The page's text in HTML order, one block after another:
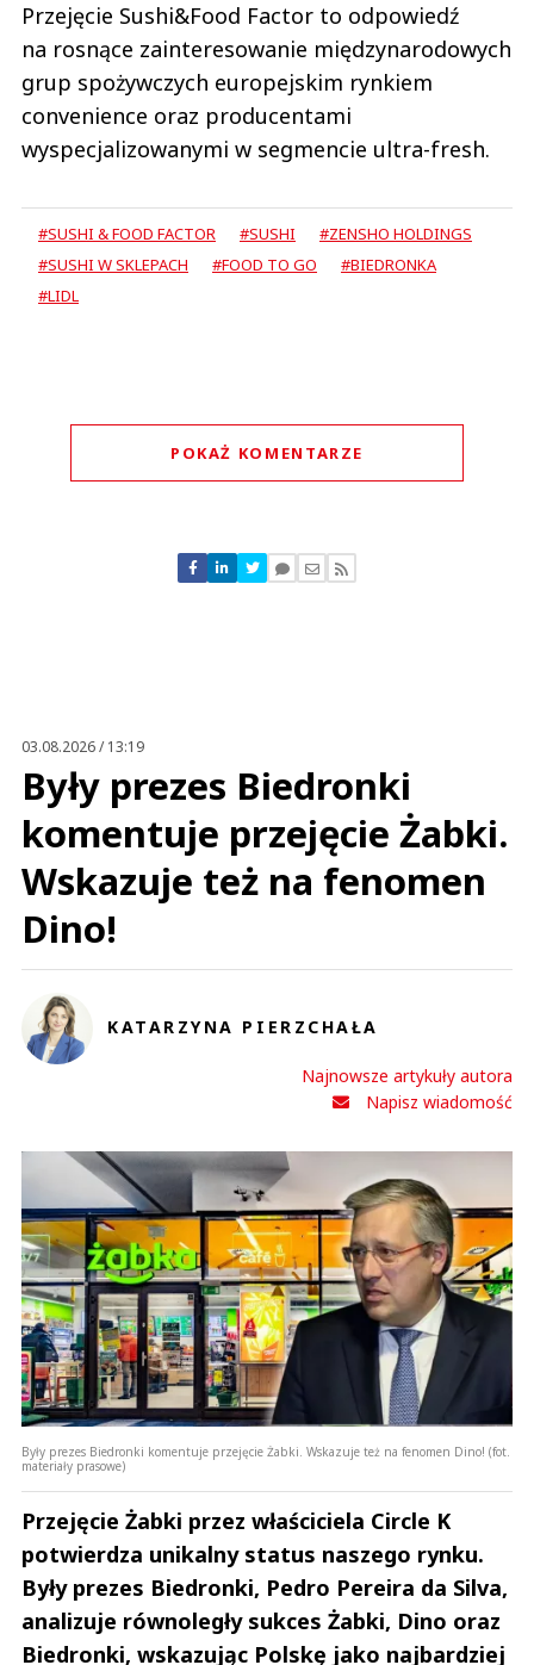
Przejęcie Sushi&Food Factor to odpowiedź
na rosnące zainteresowanie międzynarodowych
grup spożywczych europejskim rynkiem
convenience oraz producentami
wyspecjalizowanymi w segmencie ultra-fresh.
#SUSHI & FOOD FACTOR #SUSHI
#ZENSHO HOLDINGS
#SUSHI W SKLEPACH
#FOOD TO GO
#BIEDRONKA
#LIDL
POKAŻ KOMENTARZE
Nie znaleziono komentarzy
Zostaw swoje komentarze
03.08.2026 / 13:19
Były prezes Biedronki
komentuje przejęcie Żabki.
Wskazuje też na fenomen
Dino!
KATARZYNA PIERZCHAŁA
Najnowsze artykuły autora
Napisz wiadomość
Były prezes Biedronki komentuje przejęcie Żabki. Wskazuje też na fenomen Dino! (fot.
materiały prasowe)
Przejęcie Żabki przez właściciela Circle K
potwierdza unikalny status naszego rynku.
Były prezes Biedronki, Pedro Pereira da Silva,
analizuje równoległy sukces Żabki, Dino oraz
Biedronki, wskazując Polskę jako najbardziej